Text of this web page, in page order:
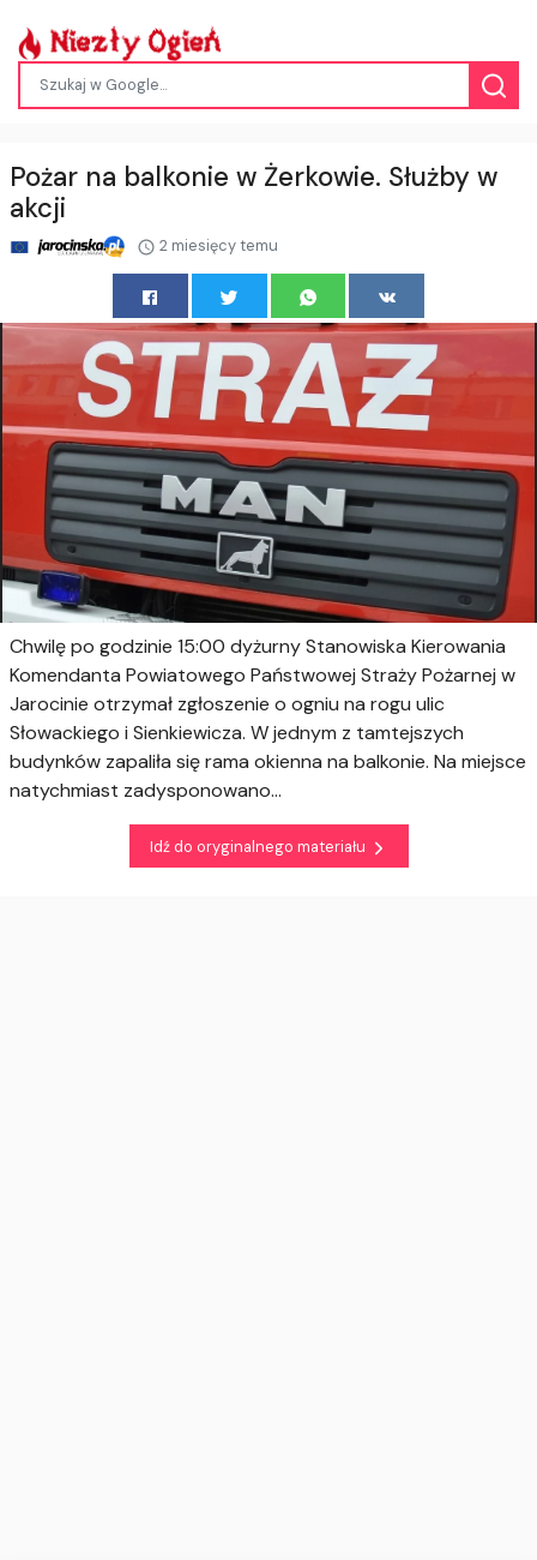
Pożar na balkonie w Żerkowie. Służby w
akcji
2 miesięcy temu
Chwilę po godzinie 15:00 dyżurny Stanowiska Kierowania
Komendanta Powiatowego Państwowej Straży Pożarnej w
Jarocinie otrzymał zgłoszenie o ogniu na rogu ulic
Słowackiego i Sienkiewicza. W jednym z tamtejszych
budynków zapaliła się rama okienna na balkonie. Na miejsce
natychmiast zadysponowano...
Idź do oryginalnego materiału